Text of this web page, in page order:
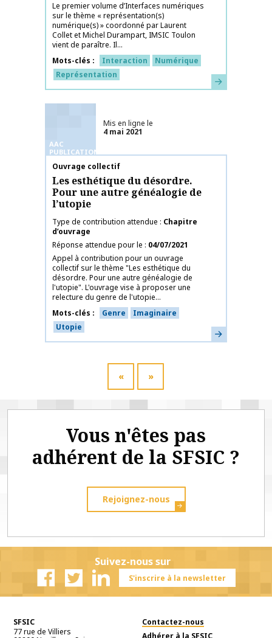
Le premier volume d’Interfaces numériques
sur le thème « représentation(s)
numérique(s) » coordonné par Laurent
Collet et Michel Durampart, IMSIC Toulon
vient de paraître. Il...
Mots-clés
Interaction
Numérique
Représentation
En savoir plus
AAC
PUBLICATIONS
Mis en ligne le
4 mai 2021
Nom de la publication
Ouvrage collectif
Les esthétique du désordre.
Pour une autre généalogie de
l’utopie
Type de contribution attendue
Chapitre
d’ouvrage
Réponse attendue pour le
04/07/2021
Appel à contribution pour un ouvrage
collectif sur le thème "Les esthétique du
désordre. Pour une autre généalogie de
l'utopie". L'ouvrage vise à proposer une
relecture du genre de l'utopie...
Mots-clés
Genre
Imaginaire
Utopie
En savoir plus
« »
Vous n'êtes pas
adhérent de la SFSIC ?
Rejoignez-nous
Suivez-nous sur
S'inscrire à la newsletter
SFSIC
77 rue de Villiers
Contactez-nous